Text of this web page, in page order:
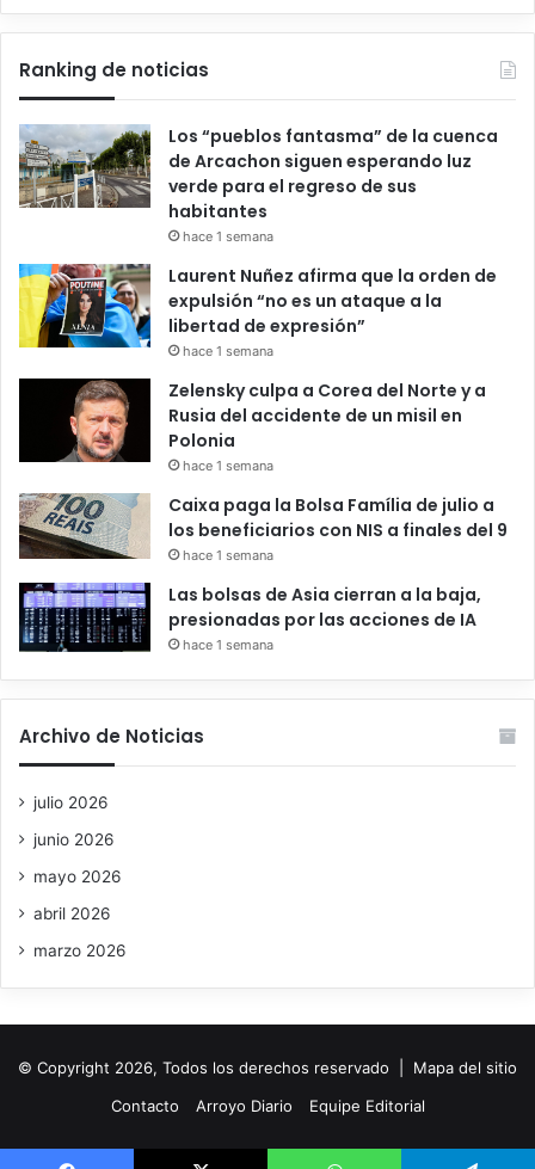
Ranking de noticias
Los “pueblos fantasma” de la cuenca
de Arcachon siguen esperando luz
verde para el regreso de sus
habitantes
hace 1 semana
Laurent Nuñez afirma que la orden de
expulsión “no es un ataque a la
libertad de expresión”
hace 1 semana
Zelensky culpa a Corea del Norte y a
Rusia del accidente de un misil en
Polonia
hace 1 semana
Caixa paga la Bolsa Família de julio a
los beneficiarios con NIS a finales del 9
hace 1 semana
Las bolsas de Asia cierran a la baja,
presionadas por las acciones de IA
hace 1 semana
Archivo de Noticias
julio 2026
junio 2026
mayo 2026
abril 2026
marzo 2026
© Copyright 2026, Todos los derechos reservado | Mapa del sitio
Contacto
Arroyo Diario Equipe Editorial